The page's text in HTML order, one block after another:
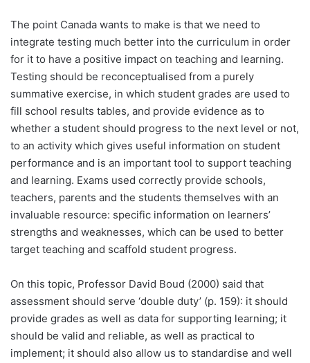
The point Canada wants to make is that we need to
integrate testing much better into the curriculum in order
for it to have a positive impact on teaching and learning.
Testing should be reconceptualised from a purely
summative exercise, in which student grades are used to
fill school results tables, and provide evidence as to
whether a student should progress to the next level or not,
to an activity which gives useful information on student
performance and is an important tool to support teaching
and learning. Exams used correctly provide schools,
teachers, parents and the students themselves with an
invaluable resource: specific information on learners’
strengths and weaknesses, which can be used to better
target teaching and scaffold student progress.
On this topic, Professor David Boud (2000) said that
assessment should serve ‘double duty’ (p. 159): it should
provide grades as well as data for supporting learning; it
should be valid and reliable, as well as practical to
implement; it should also allow us to standardise and well